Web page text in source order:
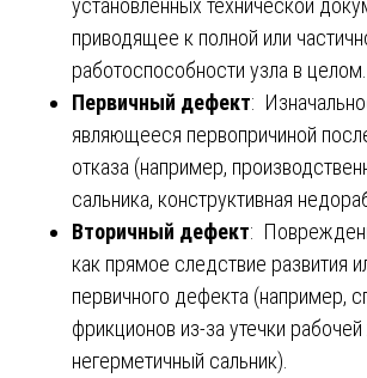
установленных технической
приводящее к полной или
работоспособности узла в целом.
Первичный дефект:
являющееся первопричиной
отказа (например,
сальника, конструктивная
Вторичный дефект:
как прямое следствие развития
первичного дефекта (например,
фрикционов из-за утечки
негерметичный сальник).